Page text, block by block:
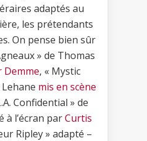
adaptés au
les prétendants
On pense bien sûr
» de Thomas
Demme, « Mystic
mis en scène
Confidential » de
à l’écran parCurtis
Ripley » adapté –